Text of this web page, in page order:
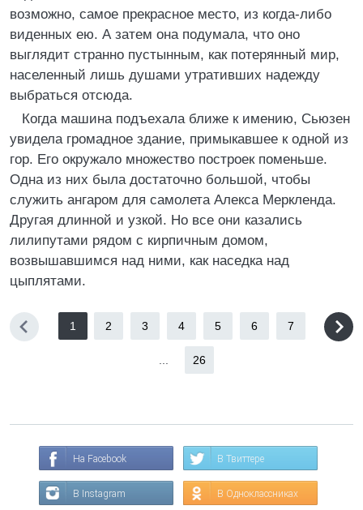
возможно, самое прекрасное место, из когда-либо
виденных ею. А затем она подумала, что оно
выглядит странно пустынным, как потерянный мир,
населенный лишь душами утративших надежду
выбраться отсюда.
Когда машина подъехала ближе к имению, Сьюзен
увидела громадное здание, примыкавшее к одной из
гор. Его окружало множество построек поменьше.
Одна из них была достаточно большой, чтобы
служить ангаром для самолета Алекса Меркленда.
Другая длинной и узкой. Но все они казались
лилипутами рядом с кирпичным домом,
возвышавшимся над ними, как наседка над
цыплятами.
1 2 3 4 5 6 7
26
На Facebook В Твиттере
В Instagram В Одноклассниках